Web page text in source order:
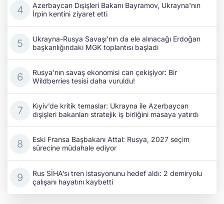
Azerbaycan Dışişleri Bakanı Bayramov, Ukrayna'nın
İrpin kentini ziyaret etti
Ukrayna-Rusya Savaşı'nın da ele alınacağı Erdoğan
başkanlığındaki MGK toplantısı başladı
Rusya’nın savaş ekonomisi can çekişiyor: Bir
Wildberries tesisi daha vuruldu!
Kıyiv’de kritik temaslar: Ukrayna ile Azerbaycan
dışişleri bakanları stratejik iş birliğini masaya yatırdı
Eski Fransa Başbakanı Attal: Rusya, 2027 seçim
sürecine müdahale ediyor
Rus SİHA’sı tren istasyonunu hedef aldı: 2 demiryolu
çalışanı hayatını kaybetti